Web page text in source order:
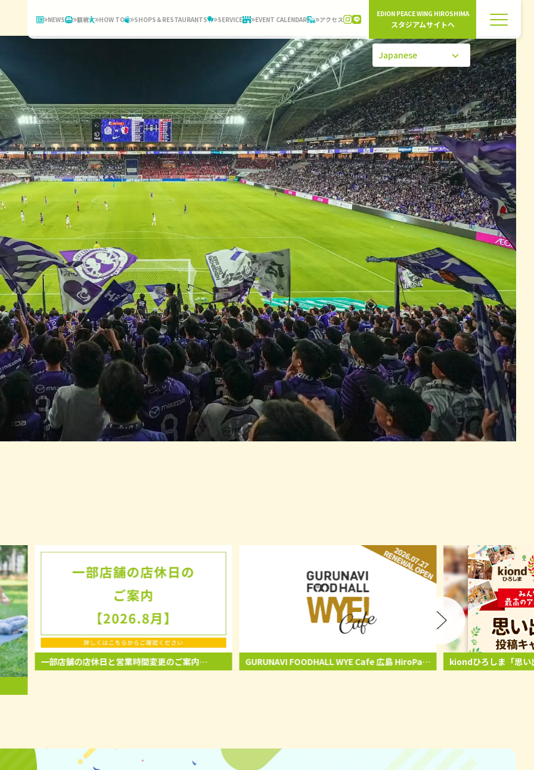
NEWS 観戦 HOW TO SHOPS＆RESTAURANTS SERVICE EVENT CALENDAR アクセス
EDION PEACE WING HIROSHIMA
スタジアムサイトへ
一部店舗の店休日と営業時間変更のご案内
【2026.8月】
GURUNAVI FOODHALL WYE Cafe 広島 HiroPa
2026年7月27日（月）リニューアルオープン
kiondひろしま「思い
ン」開催🎁